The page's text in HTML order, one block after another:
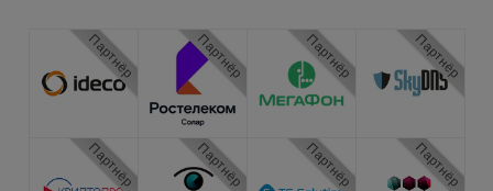
Партнёр Партнёр Партнёр Партнёр
Партнёр Партнёр Партнёр Партнёр